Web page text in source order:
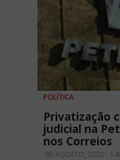
POLÍTICA
Privatização
judicial na
nos Correios
06 AGOSTO, 2020 -